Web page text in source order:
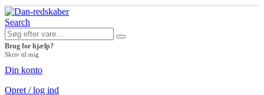
Search
Brug for hjælp?
Skriv til mig
Din konto
Opret / log ind